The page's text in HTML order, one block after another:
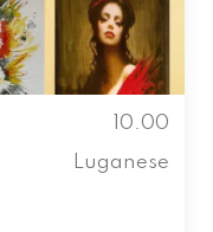
10.00
Luganese